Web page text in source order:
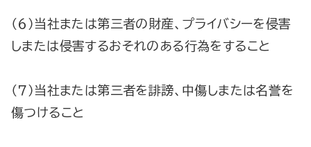
（６）当社または第三者の財産、プライバシーを侵害
しまたは侵害するおそれのある行為をすること
（７）当社または第三者を誹謗、中傷しまたは名誉を
傷つけること